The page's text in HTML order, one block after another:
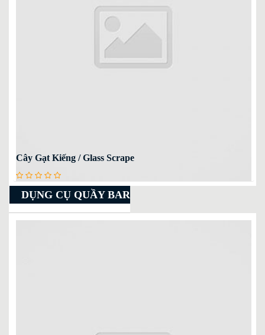
Cây Gạt Kiếng / Glass Scrape
DỤNG CỤ QUẦY BAR